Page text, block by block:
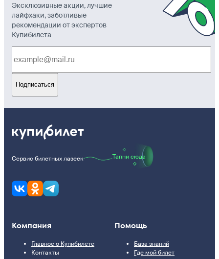
Эксклюзивные акции, лучшие
лайфхаки, заботливые
рекомендации от экспертов
Купибилета
Подписаться
Сервис билетных лазеек Тапни сюда
Компания
Главное о Купибилете
Контакты
Помощь
База знаний
Где мой билет